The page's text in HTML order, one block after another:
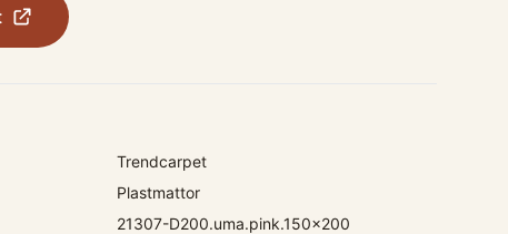
Trendcarpet
Plastmattor
21307-D200.uma.pink.150x200